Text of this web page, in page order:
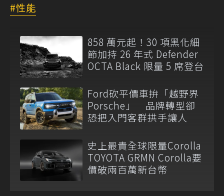
性能
858 萬元起！30 項黑化細
節加持 26 年式 Defender
OCTA Black 限量 5 席登台
Ford砍平價車拚「越野界
Porsche」 品牌轉型卻
恐把入門客群拱手讓人
史上最貴全球限量Corolla
TOYOTA GRMN Corolla要
價破兩百萬新台幣